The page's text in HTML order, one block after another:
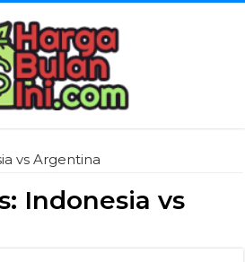
vs Argentina
Indonesia vs